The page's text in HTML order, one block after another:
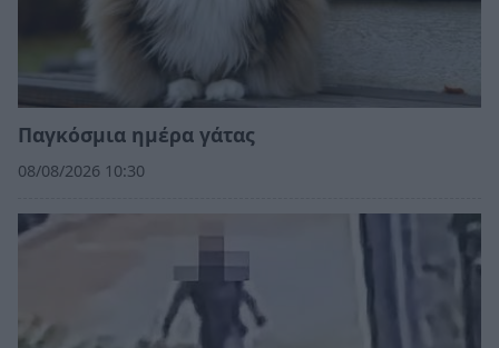
Παγκόσμια ημέρα γάτας
08/08/2026 10:30